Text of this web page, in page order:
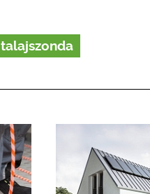
talajszonda